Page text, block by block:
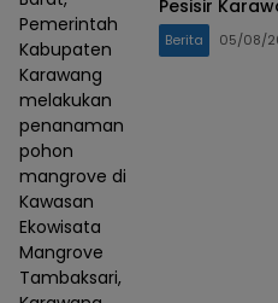
Pemerintah
Kabupaten
Karawang
melakukan
penanaman
pohon
mangrove di
Kawasan
Ekowisata
Mangrove
Tambaksari,
Pesisir
Berita 05/08/